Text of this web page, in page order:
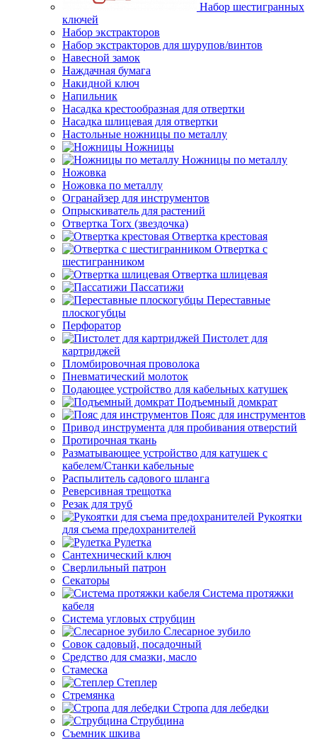
Набор шестигранных
ключей
Набор экстракторов
Набор экстракторов для шурупов/винтов
Навесной замок
Наждачная бумага
Накидной ключ
Напильник
Насадка крестообразная для отвертки
Насадка шлицевая для отвертки
Настольные ножницы по металлу
Ножницы
Ножницы по металлу
Ножовка
Ножовка по металлу
Огранайзер для инструментов
Опрыскиватель для растений
Отвертка Torx (звездочка)
Отвертка крестовая
Отвертка с
шестигранником
Отвертка шлицевая
Пассатижи
Переставные
плоскогубцы
Перфоратор
Пистолет для
картриджей
Пломбировочная проволока
Пневматический молоток
Подающее устройство для кабельных катушек
Подъемный домкрат
Пояс для инструментов
Привод инструмента для пробивания отверстий
Протирочная ткань
Разматывающее устройство для катушек с
кабелем/Станки кабельные
Распылитель садового шланга
Реверсивная трещотка
Резак для труб
Рукоятки
для съема предохранителей
Рулетка
Сантехнический ключ
Сверлильный патрон
Секаторы
Система протяжки
кабеля
Система угловых струбцин
Слесарное зубило
Совок садовый, посадочный
Средство для смазки, масло
Стамеска
Степлер
Стремянка
Стропа для лебедки
Струбцина
Съемник шкива